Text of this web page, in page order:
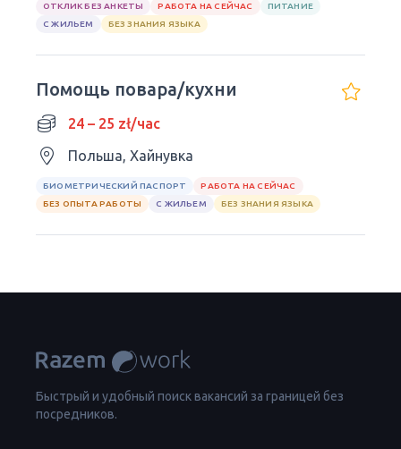
ОТКЛИК БЕЗ АНКЕТЫ РАБОТА НА СЕЙЧАС
ПИТАНИЕ
С ЖИЛЬЕМ
БЕЗ ЗНАНИЯ ЯЗЫКА
Помощь повара/кухни
24 – 25 zł/час
Польша, Хайнувка
БИОМЕТРИЧЕСКИЙ ПАСПОРТ
РАБОТА НА СЕЙЧАС
БЕЗ ОПЫТА РАБОТЫ
С ЖИЛЬЕМ БЕЗ ЗНАНИЯ ЯЗЫКА
Быстрый и удобный поиск вакансий за границей без
посредников.